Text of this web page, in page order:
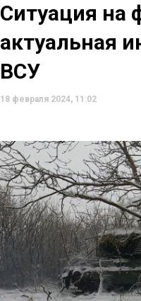
Ситуация на
актуальная
ВСУ
18 февраля 2024, 11:02